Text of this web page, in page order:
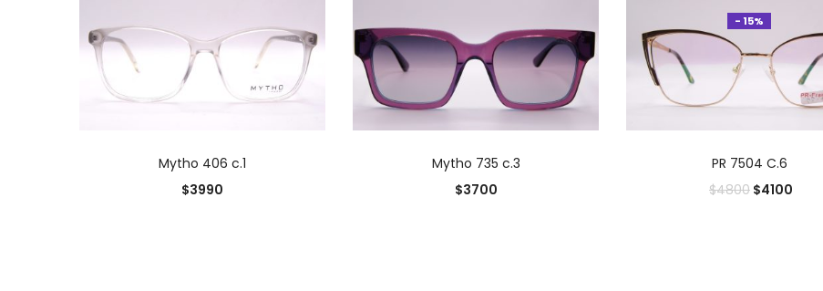
Mytho 406 c.1
$3990
Mytho 735 c.3
$3700
- 15%
PR 7504 C.6
$4800 $4100